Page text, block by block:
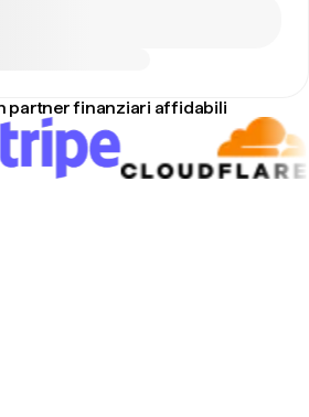
partner finanziari affidabili